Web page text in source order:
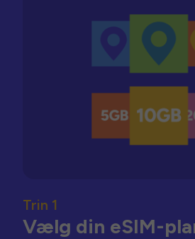
Trin 1
Vælg din eSIM-